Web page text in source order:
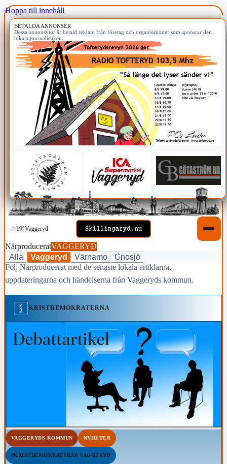
Hoppa till innehåll
BETALDA ANNONSER
Dessa annonsytor är betald reklam från företag och organisationer som sponsrar den
lokala journalistiken.
19°Vaggeryd
NärproduceratVAGGERYD
Alla
Vaggeryd Värnamo
Gnosjö
Följ Närproducerat med de senaste lokala artiklarna,
uppdateringarna och händelserna från Vaggeryds kommun.
KRISTDEMOKRATERNA
VAGGERYDS KOMMUN NYHETER
#KRISTDEMOKRATERNA VAGGERYD